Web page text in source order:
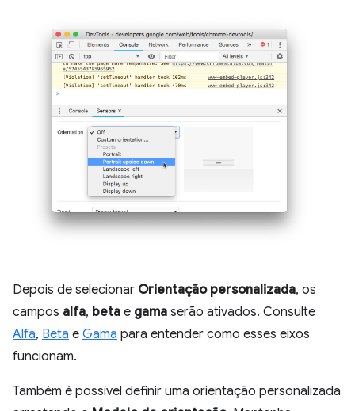
Depois de selecionar Orientação personalizada, os
campos alfa, beta e gama serão ativados. Consulte
Alfa, Beta e Gama para entender como esses eixos
funcionam.
Também é possível definir uma orientação personalizada